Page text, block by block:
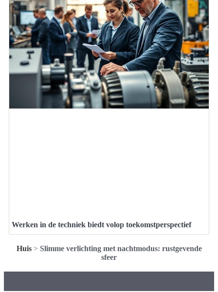
Werken in de techniek biedt volop toekomstperspectief
Huis> Slimme verlichting met nachtmodus: rustgevende
sfeer